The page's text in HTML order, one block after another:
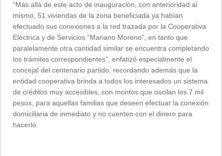
“Más allá de este acto de inauguración, con anterioridad al
mismo, 51 viviendas de la zona beneficiada ya habían
efectuado sus conexiones a la red trazada por la Cooperativa
Eléctrica y de Servicios “Mariano Moreno”, en tanto que
paralelamente otra cantidad similar se encuentra completando
los trámites correspondientes”, enfatizó especialmente el
concejal del centenario partido, recordando además que la
entidad cooperativa brinda a todos los interesados un sistema
de créditos muy accesibles, con montos que oscilan los 7 mil
pesos, para aquellas familias que deseen efectuar la conexión
domiciliaria de inmediato y no cuenten con el dinero para
hacerlo.